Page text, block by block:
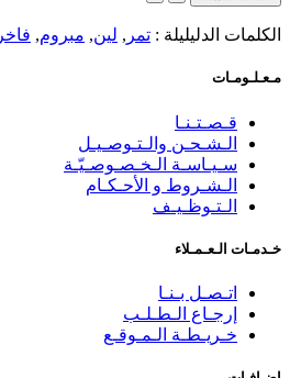
الكلمات الدليليلة : تمر , لين, مبروم, فاخر
مـعـلـومـات
قـصـتـنـا
الـشـحـن والـتـوصـيـل
سـيـاسـة الـخـصـوصـيّـة
الـشـروط و الأحـكـام
الـتـوظـيـف
خـدمـات الـعـمـلاء
اتـصـل بـنـا
إرجـاع الـطـلـب
خـريـطـة الـمـوقـع